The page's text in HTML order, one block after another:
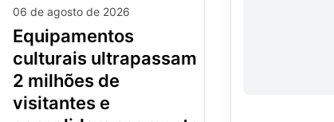
06 de agosto de 2026
equipamentos
culturais ultrapassam
2 milhões de
visitantes e